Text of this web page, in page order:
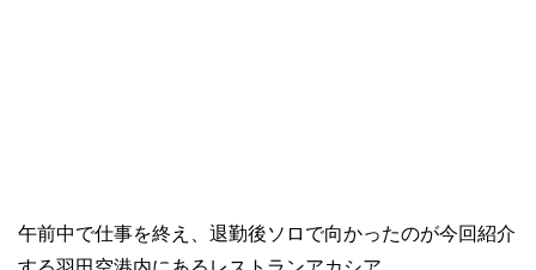
午前中で仕事を終え、退勤後ソロで向かったのが今回紹介